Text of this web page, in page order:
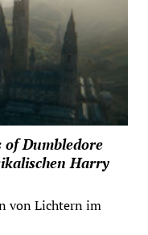
of Dumbledore
Harry
von Lichtern im